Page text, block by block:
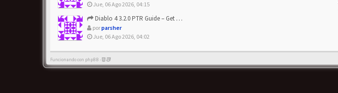
Jue, 06 Ago 2026, 04:15
Diablo 4 3.2.0 PTR Guide – Get 8% Off Items Quickly to Test ...
porparsher
Jue, 06 Ago 2026, 04:02
Funcionando con phpBB -